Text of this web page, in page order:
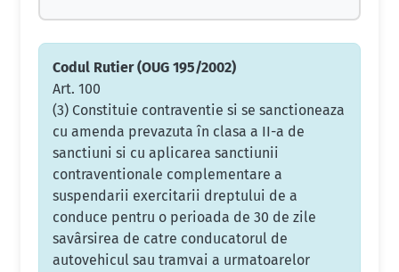
Codul Rutier (OUG 195/2002)
Art. 100
(3) Constituie contraventie si se sanctioneaza
cu amenda prevazuta în clasa a II-a de
sanctiuni si cu aplicarea sanctiunii
contraventionale complementare a
suspendarii exercitarii dreptului de a
conduce pentru o perioada de 30 de zile
savârsirea de catre conducatorul de
autovehicul sau tramvai a urmatoarelor